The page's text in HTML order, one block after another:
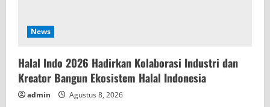
News
Halal Indo 2026 Hadirkan Kolaborasi Industri dan
Kreator Bangun Ekosistem Halal Indonesia
admin Agustus 8, 2026